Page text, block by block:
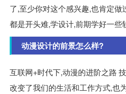
了,至少你对这个感兴趣,也肯定
都是开头难,学设计,前期学好一些
动漫设计的前景怎么样?
互联网+时代下,动漫的进阶之路
改变了我们的生活和工作方式,也